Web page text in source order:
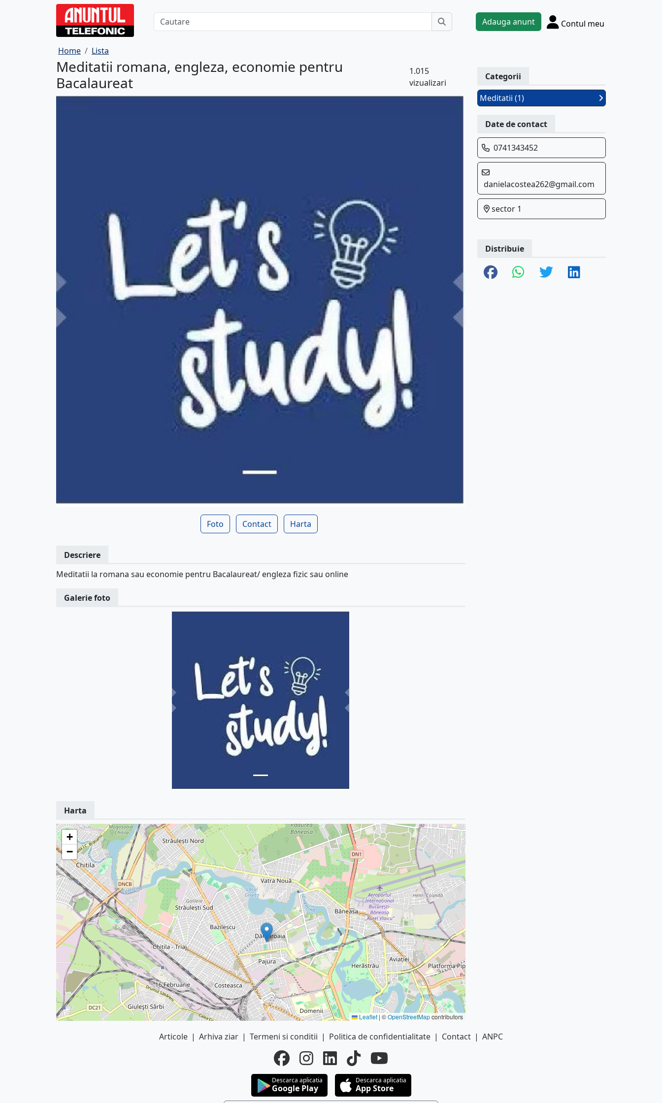
Adauga anunt Contul meu
Home Lista
Meditatii romana, engleza, economie pentru
Bacalaureat
1.015
vizualizari
Foto Contact Harta
Descriere
Meditatii la romana sau economie pentru Bacalaureat/ engleza fizic sau online
Galerie foto
Harta
+
−
Leaflet | ©OpenStreetMapcontributors
Categorii
Meditatii (1)
Date de contact
0741343452
danielacostea262@gmail.com
sector 1
Distribuie
Articole | Arhiva ziar | Termeni si conditii | Politica de confidentialitate | Contact | ANPC
Descarca aplicatia
Google Play
Descarca aplicatia
App Store